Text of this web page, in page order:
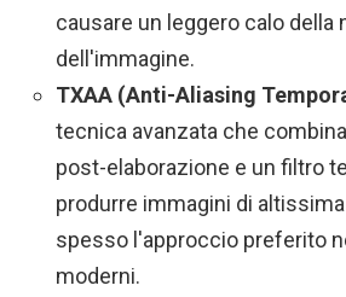
causare un leggero calo della
dell'immagine.
TXAA (Anti-Aliasing
tecnica avanzata che
post-elaborazione e un filtro
produrre immagini di
spesso l'approccio preferito
moderni.